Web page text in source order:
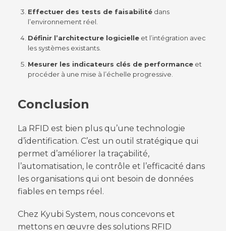
Effectuer des tests de faisabilité dans
l’environnement réel.
Définir l’architecture logicielle et l’intégration avec
les systèmes existants.
Mesurer les indicateurs clés de performance et
procéder à une mise à l’échelle progressive.
Conclusion
La RFID est bien plus qu’une technologie
d’identification. C’est un outil stratégique qui
permet d’améliorer la traçabilité,
l’automatisation, le contrôle et l’efficacité dans
les organisations qui ont besoin de données
fiables en temps réel.
Chez Kyubi System, nous concevons et
mettons en œuvre des solutions RFID